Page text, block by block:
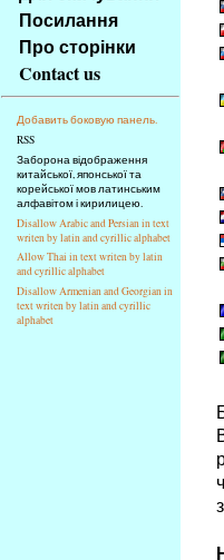
webu
základní
Hlavní
strana
Посилання
Про сторінки
Contact us
Добавить боковую панель.
RSS
Заборона відображення
китайської, японської та
корейської мов латинським
алфавітом і кирилицею.
Disallow Arabic and Persian in text
writen by latin and cyrillic alphabet
Allow Thai in text writen by latin
and cyrillic alphabet
Disallow Armenian and Georgian in
text writen by latin and cyrillic
alphabet